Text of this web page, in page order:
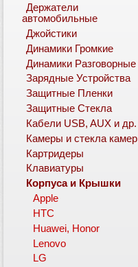
Держатели
автомобильные
Джойстики
Динамики Громкие
Динамики Разговорные
Зарядные Устройства
Защитные Пленки
Защитные Стекла
Кабели USB, AUX и др.
Камеры и стекла камер
Картридеры
Клавиатуры
Корпуса и Крышки
Apple
HTC
Huawei, Honor
Lenovo
LG